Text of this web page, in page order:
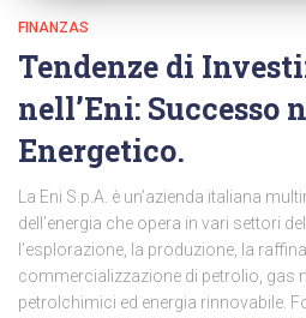
FINANZAS
Tendenze di
nell’Eni: Successo
Energetico.
La Eni S.p.A. è un’azienda italiana
dell’energia che opera in vari settori
l’esplorazione, la produzione, la
commercializzazione di petrolio, gas
petrolchimici ed energia rinnovabile.